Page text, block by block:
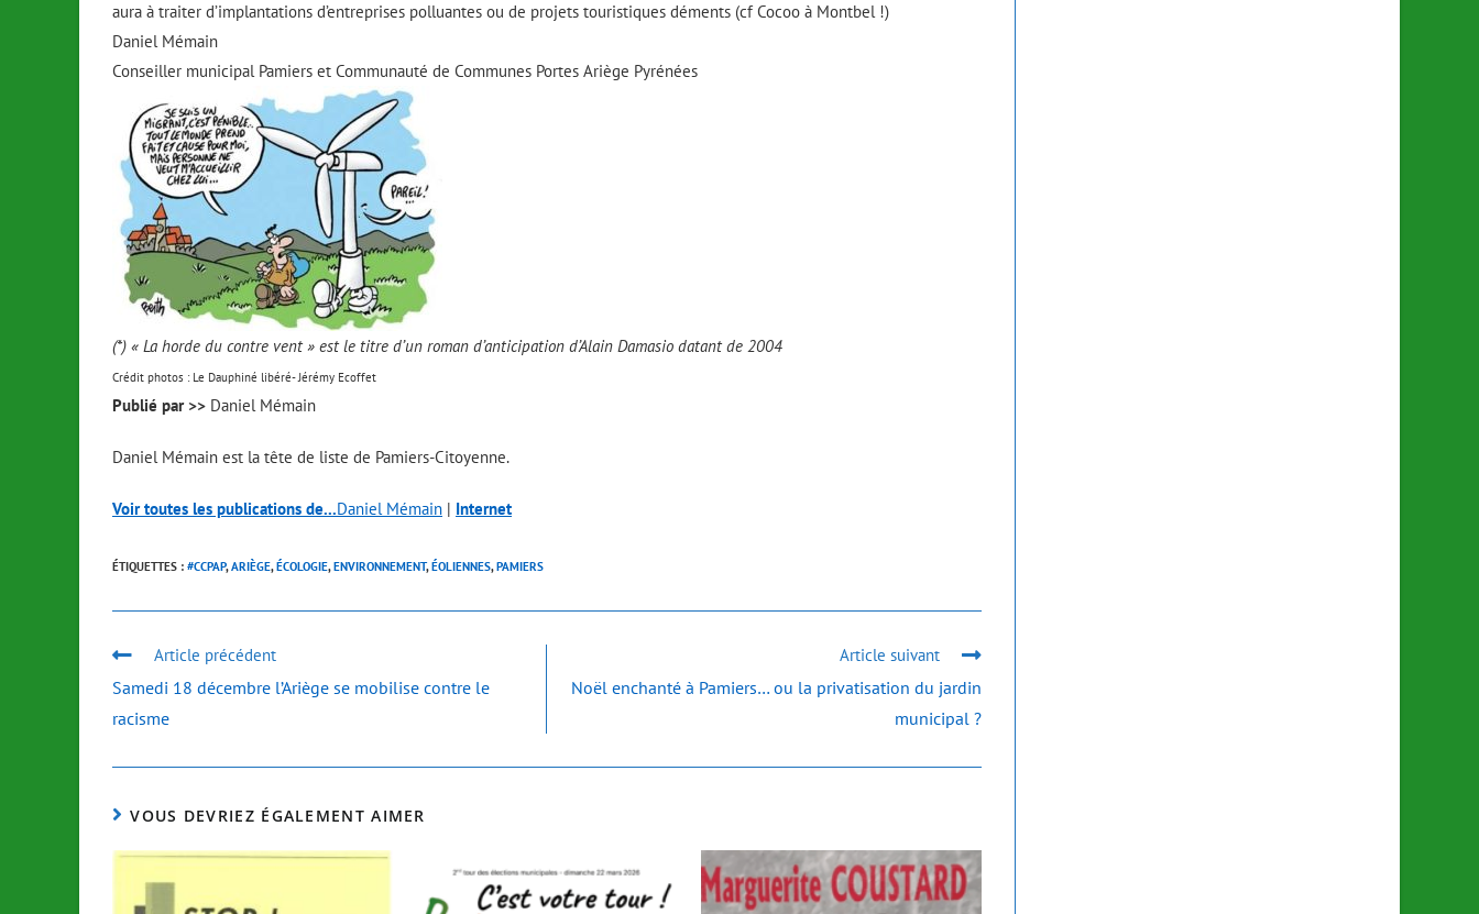
aura à traiter d’implantations d’entreprises polluantes ou de projets touristiques déments (cf Cocoo à Montbel !)
Daniel Mémain
Conseiller municipal Pamiers et Communauté de Communes Portes Ariège Pyrénées
(*) « La horde du contre vent » est le titre d’un roman d’anticipation d’Alain Damasio datant de 2004
Crédit photos : Le Dauphiné libéré- Jérémy Ecoffet
Publié par >> Daniel Mémain
Daniel Mémain est la tête de liste de Pamiers-Citoyenne.
Voir toutes les publications de...Daniel Mémain | Internet
ÉTIQUETTES : #CCPAP, ARIÈGE, ÉCOLOGIE, ENVIRONNEMENT, ÉOLIENNES, PAMIERS
Article précédent
Samedi 18 décembre l’Ariège se mobilise contre le
racisme
Article suivant
Noël enchanté à Pamiers… ou la privatisation du jardin
municipal ?
VOUS DEVRIEZ ÉGALEMENT AIMER